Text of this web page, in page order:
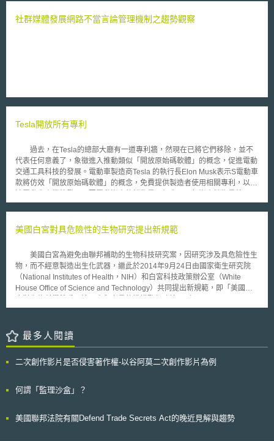
成模型、人工智慧產品四個區塊加以探討。日本政策上放寬著作權之限制，
社群媒體發展網路不當言論管理機制之趨勢觀察
Tesla開放所有專利
過去，在Tesla的總部大廳有一道專利牆，然現在已將它們移除，並不
代表任何意義了，象徵進入推動類似「開放原始碼軟體」的概念，促進電動
交通工具科技的發展。電動車製造商Tesla 的執行長Elon Musk表示S電動車
款將仿效「開放原始碼軟體」的概念，免費提供製造者使用相關專利，以加
1%；再者，假如電動車廣泛的發展，亦可降低電池交換站等基礎設施的成
何基於善意使用Tesla技術的人，提起專利訴訟，並進一步表示「假如我們
入電動車產業領域，豈不是和我們的理念背道而馳。」Elon Musk坦言當他
經營第一間公司時，認為專利等同於獎勵，因此設法努力取得專利；但之後
體認到專利某程度阻礙進步，且保護的是大企業而非發明人本身，亦即企業
有如獲得一場訴訟的門票，必須盡量避免運用此手段。 每年全球有100
億元的新車產量，Tesla的生產速度根本不足以應對碳危機，易言之，在如
美國白宮對具危險性的生物研究提出新規範
美國白宮為避免由聯邦補助的生物科技研究案，因研究涉及具危險性生
物，而不經意製造出生化武器，繼此於2014年9月24日由國家衛生研究院
（National Institutes of Health，NIH）和白宮科技政策辦公室（White
House Office of Science and Technology）共同提出新規範，即「美國政
Government Policy for Institutional Oversight of Life Sciences Dual Use
（Dual Use of Research）安全性。 前述生物科技研究中的生物雙重
用途研究，意指以增進公共衛生、國家安全、農業、環境等為主旨的生命科
劑等。早於2013年，美國白宮即已開始實施「美國政府對生物科學雙重用
Oversight of Life Sciences Dual Use Research of Concern），惟本次另以
現將該監督責任歸屬移轉至取得相關補助的科學家、大學或研究機構。 2.從
最多人閱讀
二次創作影片是否侵害著作權-以谷阿莫二次創作影片為例
何謂「監理沙盒」？
美國聯邦法院有關Defend Trade Secrets Act的晚近見解與趨勢